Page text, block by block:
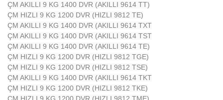
ÇM AKILLI 9 KG 1400 DVR (AKILLI 9614 TT)
ÇM HIZLI 9 KG 1200 DVR (HIZLI 9812 TE)
ÇM AKILLI 9 KG 1400 DVR (AKILLI 9614 TXT
ÇM AKILLI 9 KG 1400 DVR (AKILLI 9614 TST
ÇM AKILLI 9 KG 1400 DVR (AKILLI 9614 TE)
ÇM HIZLI 9 KG 1200 DVR (HIZLI 9812 TGE)
ÇM HIZLI 9 KG 1200 DVR (HIZLI 9812 TSE)
ÇM AKILLI 9 KG 1400 DVR (AKILLI 9614 TKT
ÇM HIZLI 9 KG 1200 DVR (HIZLI 9812 TKE)